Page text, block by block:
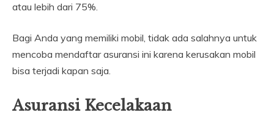
atau lebih dari 75%.
Bagi Anda yang memiliki mobil, tidak ada salahnya untuk
mencoba mendaftar asuransi ini karena kerusakan mobil
bisa terjadi kapan saja.
Asuransi Kecelakaan